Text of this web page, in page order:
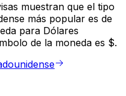
muestran que el tipo
más popular es de
para Dólares
de la moneda es $.